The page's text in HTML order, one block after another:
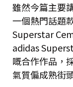
雖然今篇主要
一個熱門話題
Superstar
adidas
嘅合作作品，
氣質偏成熟街